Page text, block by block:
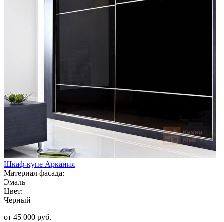
Шкаф-купе Аркания
Материал фасада:
Эмаль
Цвет:
Черный
от 45 000 руб.